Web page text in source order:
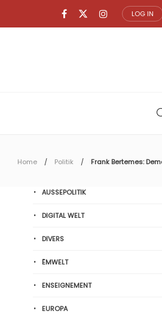
LOG IN
Home Politik Frank Bertemes:
AUSSEPOLITIK
DIGITAL WELT
DIVERS
ËMWELT
ENSEIGNEMENT
EUROPA